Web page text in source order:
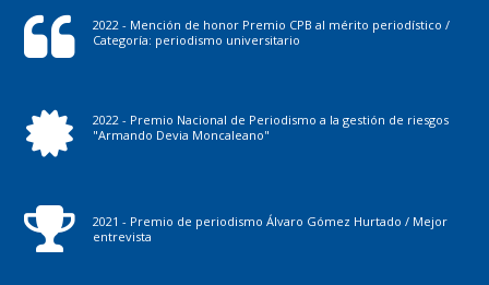
2022 - Mención de honor Premio CPB al mérito periodístico /
Categoría: periodismo universitario
2022 - Premio Nacional de Periodismo a la gestión de riesgos
"Armando Devia Moncaleano"
2021 - Premio de periodismo Álvaro Gómez Hurtado / Mejor
entrevista